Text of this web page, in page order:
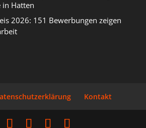
in Hatten
2026: 151 Bewerbungen zeigen
Kontakt